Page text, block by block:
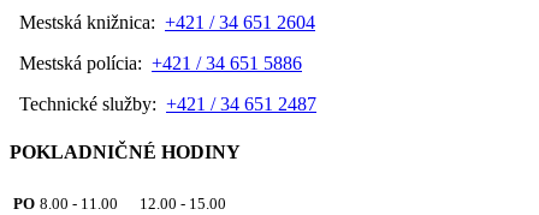
Mestská knižnica: +421 / 34 651 2604
Mestská polícia: +421 / 34 651 5886
Technické služby: +421 / 34 651 2487
POKLADNIČNÉ HODINY
PO 8.00 - 11.00 12.00 - 15.00